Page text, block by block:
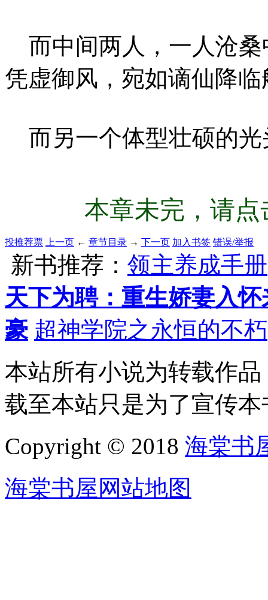
而中间两人，一人沧桑
凭虚御风，宛如谪仙降
而另一个体型壮硕的光
本章未完，请
投推荐票 上一页 ← 章节目录 → 下一页 加入书签 错误/举报
新书推荐： 领主养成手册
天下为聘：重生娇妻入怀
豪 超神学院之永恒的不朽
本站所有小说为转载作
载至本站只是为了宣传
Copyright © 2018 海棠书
海棠书屋网站地图